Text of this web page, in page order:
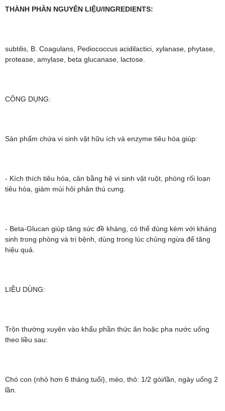
THÀNH PHẦN NGUYÊN LIỆU/INGREDIENTS:
subtilis, B. Coagulans, Pediococcus acidilactici, xylanase, phytase,
protease, amylase, beta glucanase, lactose.
CÔNG DỤNG:
Sản phẩm chứa vi sinh vật hữu ích và enzyme tiêu hóa giúp:
- Kích thích tiêu hóa, cân bằng hệ vi sinh vật ruột, phòng rối loạn
tiêu hóa, giảm mùi hôi phân thú cưng.
- Beta-Glucan giúp tăng sức đề kháng, có thể dùng kèm với kháng
sinh trong phòng và trị bệnh, dùng trong lúc chủng ngừa để tăng
hiệu quả.
LIỀU DÙNG:
Trộn thường xuyên vào khẩu phần thức ăn hoặc pha nước uống
theo liều sau:
Chó con (nhỏ hơn 6 tháng tuổi), mèo, thỏ: 1/2 gói/lần, ngày uống 2
lần.